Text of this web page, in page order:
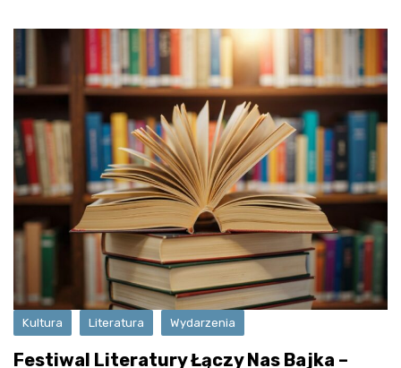
Kultura Literatura Wydarzenia
Festiwal Literatury Łączy Nas Bajka –